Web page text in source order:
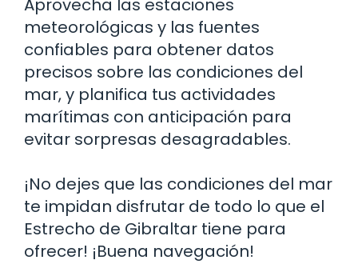
Aprovecha las estaciones
meteorológicas y las fuentes
confiables para obtener datos
precisos sobre las condiciones del
mar, y planifica tus actividades
marítimas con anticipación para
evitar sorpresas desagradables.
¡No dejes que las condiciones del mar
te impidan disfrutar de todo lo que el
Estrecho de Gibraltar tiene para
ofrecer! ¡Buena navegación!